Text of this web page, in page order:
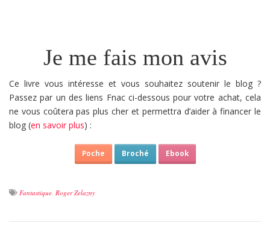
Je me fais mon avis
Ce livre vous intéresse et vous souhaitez soutenir le blog ?
Passez par un des liens Fnac ci-dessous pour votre achat, cela
ne vous coûtera pas plus cher et permettra d’aider à financer le
blog (en savoir plus) :
Poche Broché Ebook
Fantastique, Roger Zelazny